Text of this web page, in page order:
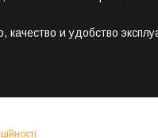
и удобство